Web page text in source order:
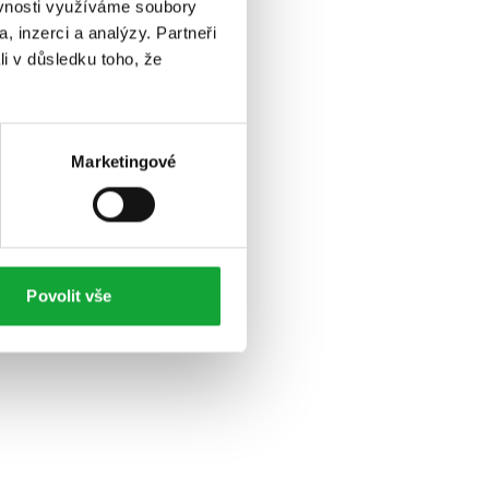
využíváme soubory
inzerci a analýzy. Partneři
v důsledku toho, že
Marketingové
Povolit vše